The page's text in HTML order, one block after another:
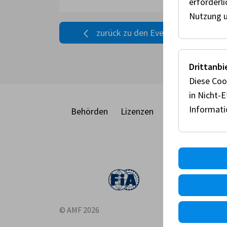
zurück zu den Events
Behörden Lizenzen Racecard
© AMF 2026
Nutzung
Diese
in Nicht-